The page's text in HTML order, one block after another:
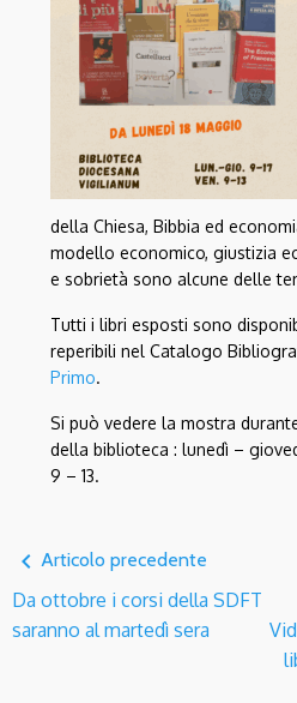
della Chiesa, Bibbia ed
modello economico, giustizia
e sobrietà sono alcune delle
Tutti i libri esposti sono
reperibili nel Catalogo
Primo.
Si può vedere la mostra
della biblioteca : lunedì –
9 – 13.
navigate_before Articolo precedente
Da ottobre i corsi della SDFT
saranno al martedì sera